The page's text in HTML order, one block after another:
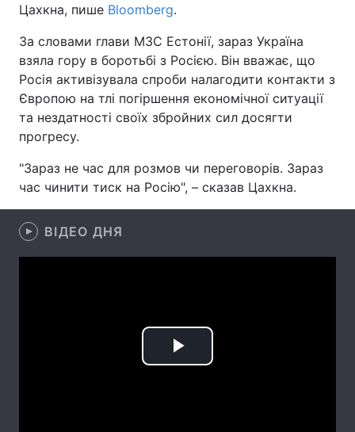
Спорт Наука
Техно і зв'язок Лайт
Зброя
Здоров'я Туризм
Екологія
Цахкна, пише Bloomberg.
За словами глави МЗС Естонії, зараз Україна
взяла гору в боротьбі з Росією. Він вважає, що
Росія активізувала спроби налагодити контакти з
Європою на тлі погіршення економічної ситуації
та нездатності своїх збройних сил досягти
прогресу.
"Зараз не час для розмов чи переговорів. Зараз
час чинити тиск на Росію", – сказав Цахкна.
ВІДЕО ДНЯ
Play